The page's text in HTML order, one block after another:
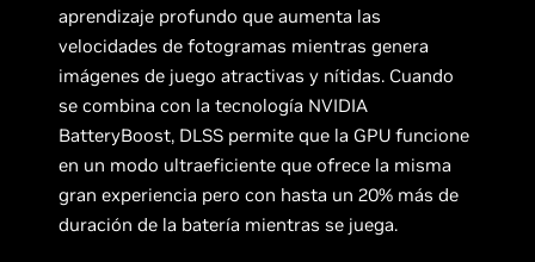
aprendizaje profundo que aumenta las
velocidades de fotogramas mientras genera
imágenes de juego atractivas y nítidas. Cuando
se combina con la tecnología NVIDIA
BatteryBoost, DLSS permite que la GPU funcione
en un modo ultraeficiente que ofrece la misma
gran experiencia pero con hasta un 20% más de
duración de la batería mientras se juega.